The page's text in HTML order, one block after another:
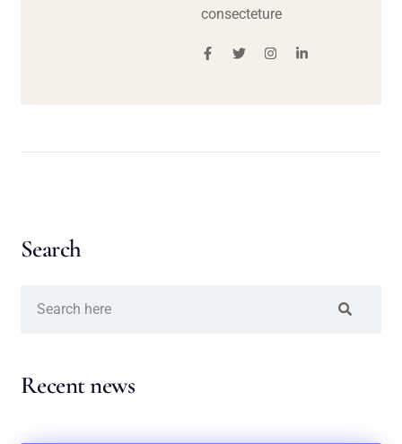
consecteture
Search
Recent news